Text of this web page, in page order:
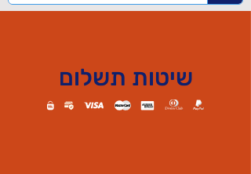
שיטות תשלום